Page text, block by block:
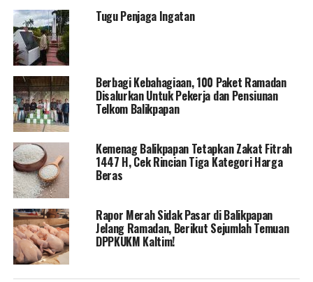
Tugu Penjaga Ingatan
Berbagi Kebahagiaan, 100 Paket Ramadan
Disalurkan Untuk Pekerja dan Pensiunan
Telkom Balikpapan
Kemenag Balikpapan Tetapkan Zakat Fitrah
1447 H, Cek Rincian Tiga Kategori Harga
Beras
Rapor Merah Sidak Pasar di Balikpapan
Jelang Ramadan, Berikut Sejumlah Temuan
DPPKUKM Kaltim!